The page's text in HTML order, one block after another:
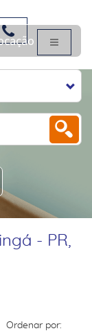
- PR,
Ordenar por: